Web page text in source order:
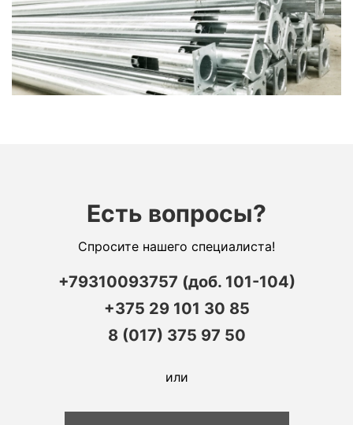
Есть вопросы?
Спросите нашего специалиста!
+79310093757 (доб. 101-104)
+375 29 101 30 85
8 (017) 375 97 50
или